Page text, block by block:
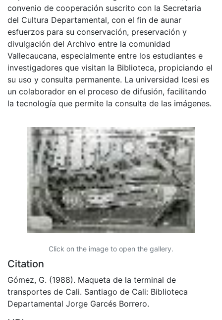
convenio de cooperación suscrito con la Secretaria
del Cultura Departamental, con el fin de aunar
esfuerzos para su conservación, preservación y
divulgación del Archivo entre la comunidad
Vallecaucana, especialmente entre los estudiantes e
investigadores que visitan la Biblioteca, propiciando el
su uso y consulta permanente. La universidad Icesi es
un colaborador en el proceso de difusión, facilitando
la tecnología que permite la consulta de las imágenes.
Click on the image to open the gallery.
Citation
Gómez, G. (1988). Maqueta de la terminal de
transportes de Cali. Santiago de Cali: Biblioteca
Departamental Jorge Garcés Borrero.